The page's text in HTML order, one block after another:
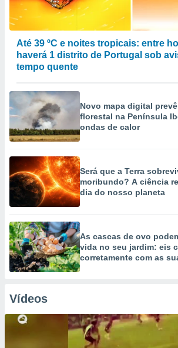
Até 39 ºC e noites tropicais: entre
haverá 1 distrito de Portugal sob
tempo quente
Novo mapa digital
florestal na Península
ondas de calor
Será que a Terra
moribundo? A ciência
dia do nosso planeta
As cascas de ovo
vida no seu jardim: eis
corretamente com as
Vídeos